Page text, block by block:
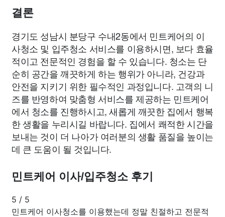
결론
경기도 성남시 분당구 수내2동에서 민트케어의 이
사청소 및 입주청소 서비스를 이용하시면, 보다 효율
적이고 전문적인 경험을 할 수 있습니다. 청소는 단
순히 공간을 깨끗하게 하는 행위가 아니라, 건강과
안전을 지키기 위한 필수적인 과정입니다. 고객의 니
즈를 반영하여 맞춤형 서비스를 제공하는 민트케어
에서 청소를 진행하시고, 새롭게 깨끗한 집에서 행복
한 생활을 누리시길 바랍니다. 집에서 쾌적한 시간을
보내는 것이 더 나아가 여러분의 생활 품질을 높이는
데 큰 도움이 될 것입니다.
민트케어 이사/입주청소 후기
5 / 5
민트케어 이사청소를 이용했는데 정말 친절하고 전문적